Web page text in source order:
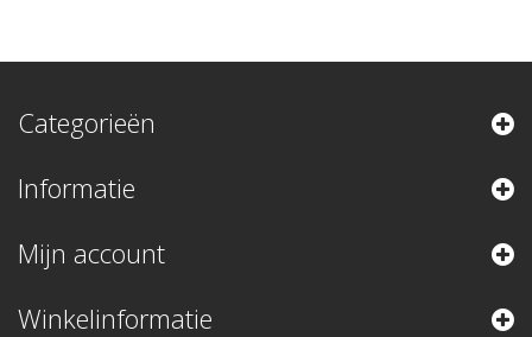
Categorieën
Informatie
Mijn account
Winkelinformatie